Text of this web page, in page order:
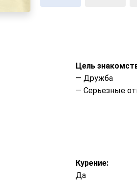
Цель
— Дружба
— Серьезные
Курение:
Да